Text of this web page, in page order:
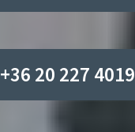
+36 20 227 4019